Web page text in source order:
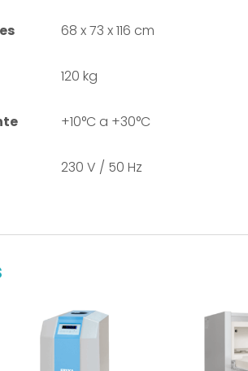
68 x 73 x 116 cm
120 kg
+10°C a +30°C
230 V / 50 Hz